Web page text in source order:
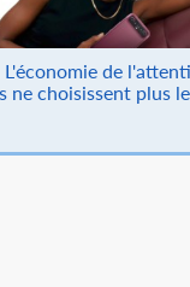
de
ne choisissent plus